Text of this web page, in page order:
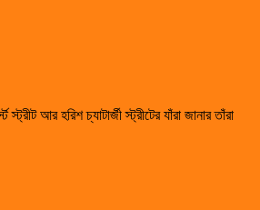
আর হরিশ চ্যাটার্জী স্ট্রীটের যাঁরা জানার তাঁরা